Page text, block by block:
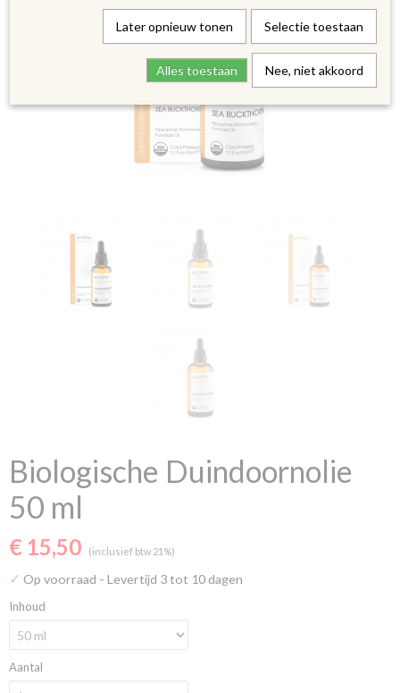
Biologische Duindoornolie
50 ml
€ 15,50 (inclusief btw 21%)
✓ Op voorraad - Levertijd 3 tot 10 dagen
Inhoud
Aantal
Later opnieuw tonen Selectie toestaan
Alles toestaan Nee, niet akkoord